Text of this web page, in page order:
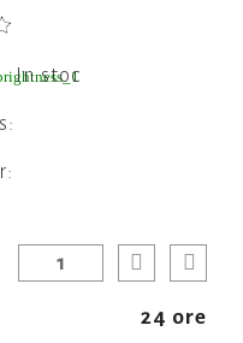
In stoc
24 ore